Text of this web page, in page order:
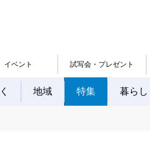
イベント 試写会・プレゼント
地域 特集 暮らし